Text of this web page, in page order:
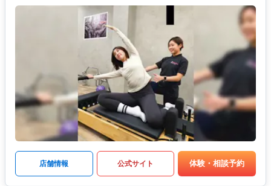
店舗情報 公式サイト 体験・相談予約